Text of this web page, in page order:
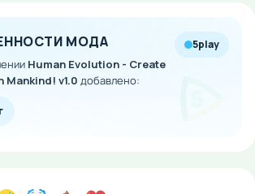
МОДА
Human Evolution - Create
Mankind! v1.0 добавлено:
5play